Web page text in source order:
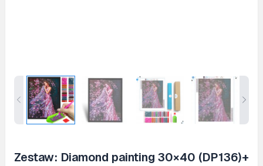
Zestaw: Diamond painting 30×40 (DP136)+